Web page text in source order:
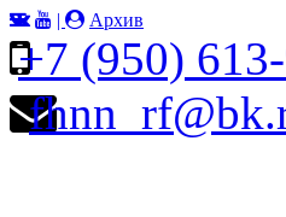
| Архив
+7 (950)